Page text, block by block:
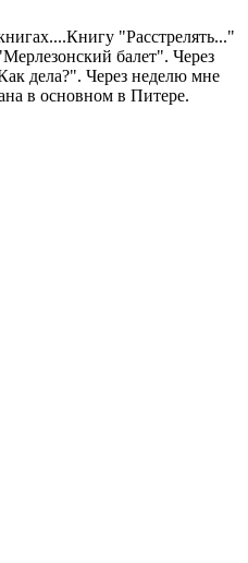
"Расстрелять..."
балет". Через
дела?". Через неделю мне
в основном в Питере.